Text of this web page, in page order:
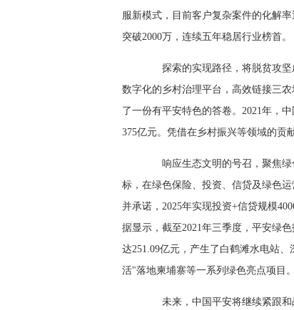
服新模式，目前客户复杂案件的化解
突破2000万，连续五年稳居行业榜首。
探索的实现路径，将脱贫攻坚
数字化的乡村治理平台，高效链接三
了一份有平安特色的答卷。2021年，
375亿元。凭借在乡村振兴等领域的贡
响应生态文明的号召，聚焦绿
标，在绿色保险、投资、信贷及绿色
并承诺，2025年实现投资+信贷规模
据显示，截至2021年三季度，平安绿
达251.09亿元，产生了白鹤滩水电站
活"落地柬埔寨等一系列绿色亮点项目。
未来，中国平安将继续紧跟和